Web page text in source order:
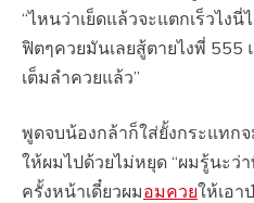
“ไหนว่าเย็ดแล้วจะแตกเร็วไงนี่
ฟิตๆควยมันเลยสู้ตายไงพี่ 555
เต็มลำควยแล้ว”
พูดจบน้องกล้าก็ใส่ยั้งกระแทก
ให้ผมไปด้วยไม่หยุด “ผมรู้นะว่
ครั้งหน้าเดี๋ยวผมอมควยให้เอา